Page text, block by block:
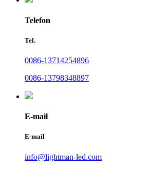
Telefon
Tel.
0086-13714254896
0086-13798348897
E-mail
E-mail
info@lightman-led.com